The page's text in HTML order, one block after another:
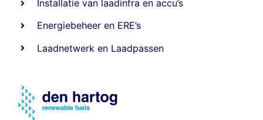
Installatie van laadinfra en accu’s
Energiebeheer en ERE’s
Laadnetwerk en Laadpassen